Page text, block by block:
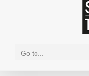
Go to...